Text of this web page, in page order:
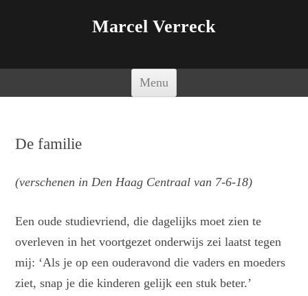
Marcel Verreck
Menu
De familie
(verschenen in Den Haag Centraal van 7-6-18)
Een oude studievriend, die dagelijks moet zien te
overleven in het voortgezet onderwijs zei laatst tegen
mij: ‘Als je op een ouderavond die vaders en moeders
ziet, snap je die kinderen gelijk een stuk beter.’